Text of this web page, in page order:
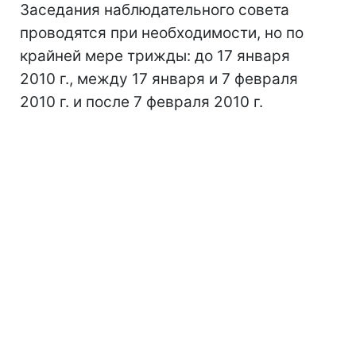
Заседания наблюдательного совета
проводятся при необходимости, но по
крайней мере трижды: до 17 января
2010 г., между 17 января и 7 февраля
2010 г. и после 7 февраля 2010 г.